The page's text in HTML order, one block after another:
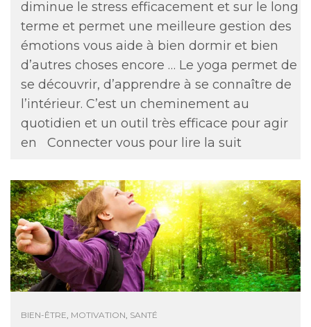
diminue le stress efficacement et sur le long
terme et permet une meilleure gestion des
émotions vous aide à bien dormir et bien
d’autres choses encore … Le yoga permet de
se découvrir, d’apprendre à se connaître de
l’intérieur. C’est un cheminement au
quotidien et un outil très efficace pour agir
en
Connecter vous pour lire la suit
BIEN-ÊTRE, MOTIVATION, SANTÉ